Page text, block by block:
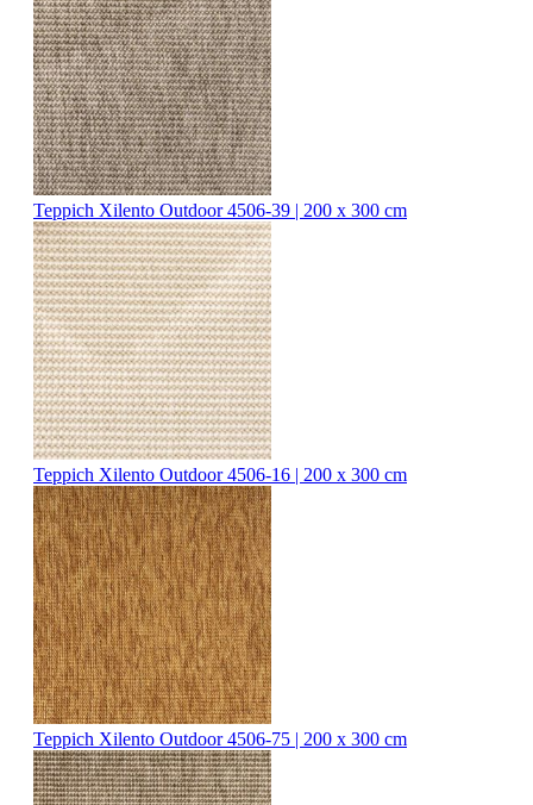
Teppich Xilento Outdoor 4506-39 | 200 x 300 cm
Teppich Xilento Outdoor 4506-16 | 200 x 300 cm
Teppich Xilento Outdoor 4506-75 | 200 x 300 cm